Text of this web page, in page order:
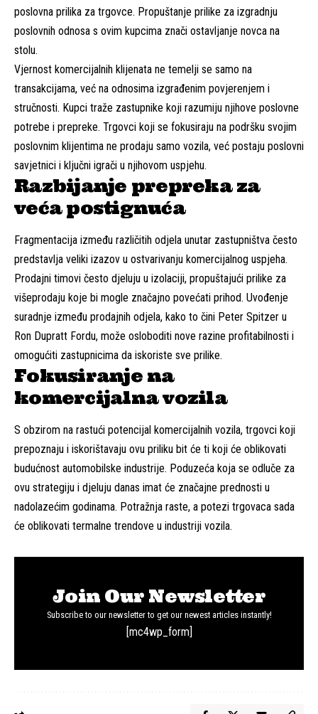
poslovna prilika za trgovce. Propuštanje prilike za izgradnju
poslovnih odnosa s ovim kupcima znači ostavljanje novca na
stolu.
Vjernost komercijalnih klijenata ne temelji se samo na
transakcijama, već na odnosima izgrađenim povjerenjem i
stručnosti. Kupci traže zastupnike koji razumiju njihove poslovne
potrebe i prepreke. Trgovci koji se fokusiraju na podršku svojim
poslovnim klijentima ne prodaju samo vozila, već postaju poslovni
savjetnici i ključni igrači u njihovom uspjehu.
Razbijanje prepreka za
veća postignuća
Fragmentacija između različitih odjela unutar zastupništva često
predstavlja veliki izazov u ostvarivanju komercijalnog uspjeha.
Prodajni timovi često djeluju u izolaciji, propuštajući prilike za
višeprodaju koje bi mogle značajno povećati prihod. Uvođenje
suradnje između prodajnih odjela, kako to čini Peter Spitzer u
Ron Dupratt Fordu, može osloboditi nove razine profitabilnosti i
omogućiti zastupnicima da iskoriste sve prilike.
Fokusiranje na
komercijalna vozila
S obzirom na rastući potencijal komercijalnih vozila, trgovci koji
prepoznaju i iskorištavaju ovu priliku bit će ti koji će oblikovati
budućnost automobilske industrije. Poduzeća koja se odluče za
ovu strategiju i djeluju danas imat će značajne prednosti u
nadolazećim godinama. Potražnja raste, a potezi trgovaca sada
će oblikovati termalne trendove u industriji vozila.
Join Our Newsletter
Subscribe to our newsletter to get our newest articles instantly!
[mc4wp_form]